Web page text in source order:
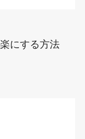
にする方法